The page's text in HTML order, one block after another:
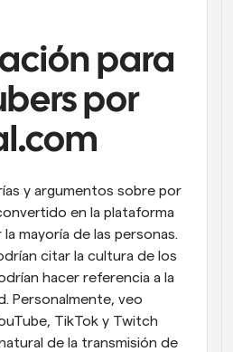
con llamadas
por IA
y los recordatorios
las últimas noticias y
forma fluida con varias personas
cuando ocurra algo
para
por
y argumentos sobre por
en la plataforma
mayoría de las personas.
citar la cultura de los
hacer referencia a la
Personalmente, veo
TikTok y Twitch
de la transmisión de